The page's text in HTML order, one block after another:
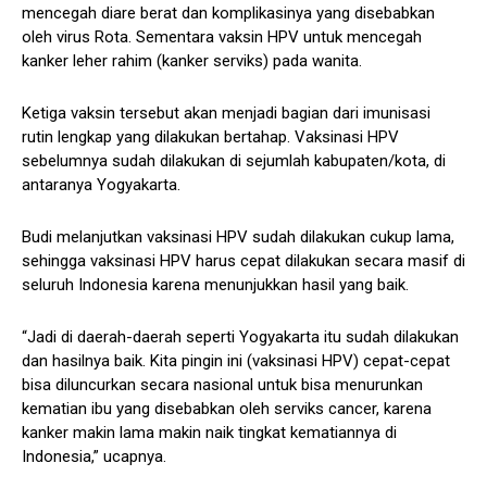
mencegah diare berat dan komplikasinya yang disebabkan
oleh virus Rota. Sementara vaksin HPV untuk mencegah
kanker leher rahim (kanker serviks) pada wanita.
Ketiga vaksin tersebut akan menjadi bagian dari imunisasi
rutin lengkap yang dilakukan bertahap. Vaksinasi HPV
sebelumnya sudah dilakukan di sejumlah kabupaten/kota, di
antaranya Yogyakarta.
Budi melanjutkan vaksinasi HPV sudah dilakukan cukup lama,
sehingga vaksinasi HPV harus cepat dilakukan secara masif di
seluruh Indonesia karena menunjukkan hasil yang baik.
“Jadi di daerah-daerah seperti Yogyakarta itu sudah dilakukan
dan hasilnya baik. Kita pingin ini (vaksinasi HPV) cepat-cepat
bisa diluncurkan secara nasional untuk bisa menurunkan
kematian ibu yang disebabkan oleh serviks cancer, karena
kanker makin lama makin naik tingkat kematiannya di
Indonesia,” ucapnya.